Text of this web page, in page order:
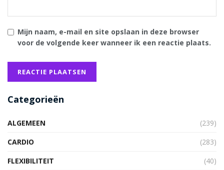
Mijn naam, e-mail en site opslaan in deze browser
voor de volgende keer wanneer ik een reactie plaats.
Categorieën
ALGEMEEN
(239)
CARDIO
(283)
FLEXIBILITEIT
(40)